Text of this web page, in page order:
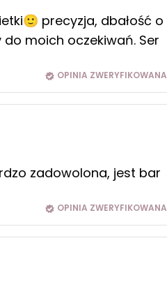
precyzja, dbałość o
moich oczekiwań. Ser
OPINIA ZWERYFIKOWANA
zadowolona, jest bar
OPINIA ZWERYFIKOWANA